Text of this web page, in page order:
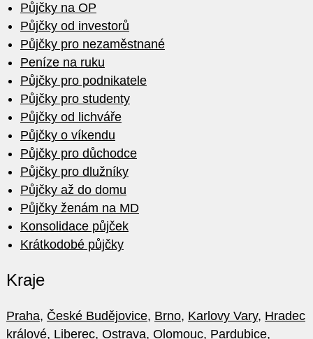
Půjčky na OP
Půjčky od investorů
Půjčky pro nezaměstnané
Peníze na ruku
Půjčky pro podnikatele
Půjčky pro studenty
Půjčky od lichváře
Půjčky o víkendu
Půjčky pro důchodce
Půjčky pro dlužníky
Půjčky až do domu
Půjčky ženám na MD
Konsolidace půjček
Krátkodobé půjčky
Kraje
Praha, České Budějovice, Brno, Karlovy Vary, Hradec
králové, Liberec, Ostrava, Olomouc, Pardubice,